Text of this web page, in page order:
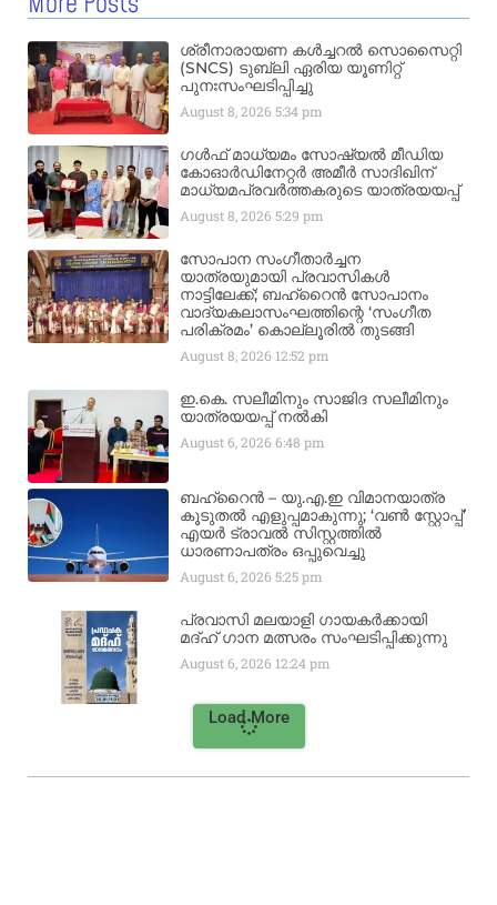
ശ്രീനാരായണ കൾച്ചറൽ സൊസൈറ്റി
(SNCS) ടുബ്ലി ഏരിയ യൂണിറ്റ്
പുനഃസംഘടിപ്പിച്ചു
August 8, 20265:34 pm
ഗൾഫ് മാധ്യമം സോഷ്യൽ മീഡിയ
കോഓർഡിനേറ്റർ അമീർ സാദിഖിന്
മാധ്യമപ്രവർത്തകരുടെ യാത്രയയപ്പ്
August 8, 20265:29 pm
സോപാന സംഗീതാർച്ചന
യാത്രയുമായി പ്രവാസികൾ
നാട്ടിലേക്ക്; ബഹ്‌റൈൻ സോപാനം
വാദ്യകലാസംഘത്തിന്റെ ‘സംഗീത
പരിക്രമം’ കൊല്ലൂരിൽ തുടങ്ങി
August 8, 2026 12:52 pm
ഇ.കെ. സലീമിനും സാജിദ സലീമിനും
യാത്രയയപ്പ് നൽകി
August 6, 20266:48 pm
ബഹ്‌റൈൻ – യു.എ.ഇ വിമാനയാത്ര
കൂടുതൽ എളുപ്പമാകുന്നു; ‘വൺ സ്റ്റോപ്പ്’
എയർ ട്രാവൽ സിസ്റ്റത്തിൽ
ധാരണാപത്രം ഒപ്പുവെച്ചു
August 6, 20265:25 pm
പ്രവാസി മലയാളി ഗായകർക്കായി
മദ്ഹ് ഗാന മത്സരം സംഘടിപ്പിക്കുന്നു
August 6, 2026 12:24 pm
Load More